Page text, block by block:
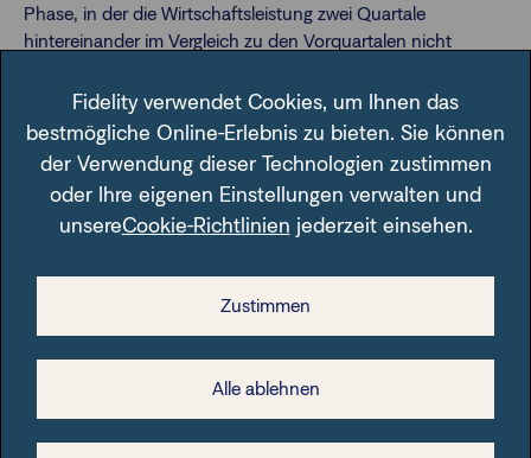
Phase, in der die Wirtschaftsleistung zwei Quartale
hintereinander im Vergleich zu den Vorquartalen nicht
US Federal Reserve (Fed)
Zentralbank der USA
Volatilität
Statistisches Schwankungsmaß, welches, auf Indizes
Kapitalmärkten inhärente oder angenommene Risiko zu
Fidelity verwendet Cookies, um Ihnen das
bestmögliche Online-Erlebnis zu bieten. Sie können
der Verwendung dieser Technologien zustimmen
oder Ihre eigenen Einstellungen verwalten und
unsereCookie-Richtlinien jederzeit einsehen.
Zustimmen
Alle ablehnen